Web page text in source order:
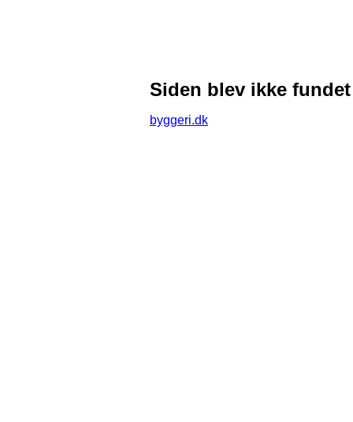
Siden blev ikke fundet
byggeri.dk